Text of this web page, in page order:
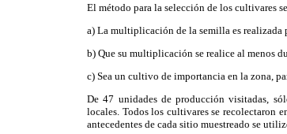
El método para la selección de los cultivares
a) La multiplicación de la semilla es realizada
b) Que su multiplicación se realice al menos
c) Sea un cultivo de importancia en la zona,
De 47 unidades de producción visitadas,
locales. Todos los cultivares se recolectaron
antecedentes de cada sitio muestreado se